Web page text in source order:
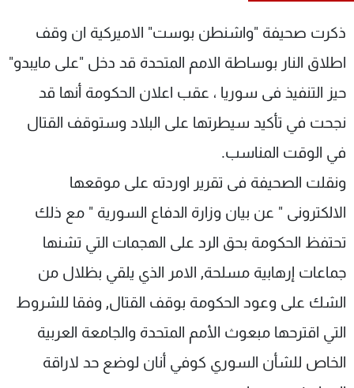
ذكرت صحيفة "واشنطن بوست" الاميركية ان وقف
اطلاق النار بوساطة الامم المتحدة قد دخل "على مايبدو"
حيز التنفيذ فى سوريا ، عقب اعلان الحكومة أنها قد
نجحت في تأكيد سيطرتها على البلاد وستوقف القتال
في الوقت المناسب.
ونقلت الصحيفة فى تقرير اوردته على موقعها
الالكترونى " عن بيان وزارة الدفاع السورية " مع ذلك
تحتفظ الحكومة بحق الرد على الهجمات التي تشنها
جماعات إرهابية مسلحة, الامر الذي يلقي بظلال من
الشك على وعود الحكومة بوقف القتال, وفقا للشروط
التي اقترحها مبعوث الأمم المتحدة والجامعة العربية
الخاص للشأن السوري كوفي أنان لوضع حد لاراقة
الترددات
الإنـتـاج
لاعلاناتكم
تواصل معنا
شروط الإسـتخدام
سياسة الخصوصية